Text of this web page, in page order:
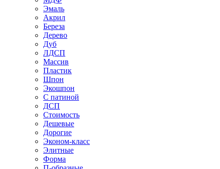
Эмаль
Акрил
Береза
Дерево
Дуб
ЛДСП
Массив
Пластик
Шпон
Экошпон
С патиной
ДСП
Стоимость
Дешевые
Дорогие
Эконом-класс
Элитные
Форма